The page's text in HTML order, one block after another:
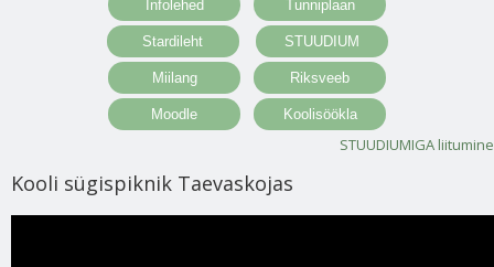
STUUDIUMIGA liitumine
Kooli sügispiknik Taevaskojas